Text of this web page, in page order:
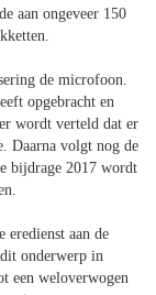
aan ongeveer 150
de microfoon.
opgebracht en
wordt verteld dat er
Daarna volgt nog de
bijdrage 2017 wordt
eredienst aan de
onderwerp in
een weloverwogen